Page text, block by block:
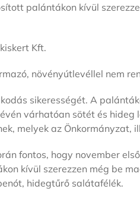
palántákon kívül
Kft.
növényútlevéllel nem
sikerességét. A
várhatóan sötét és
melyek az
fontos, hogy november
kívül szerezzen még be
hidegtűrő salátafélék.